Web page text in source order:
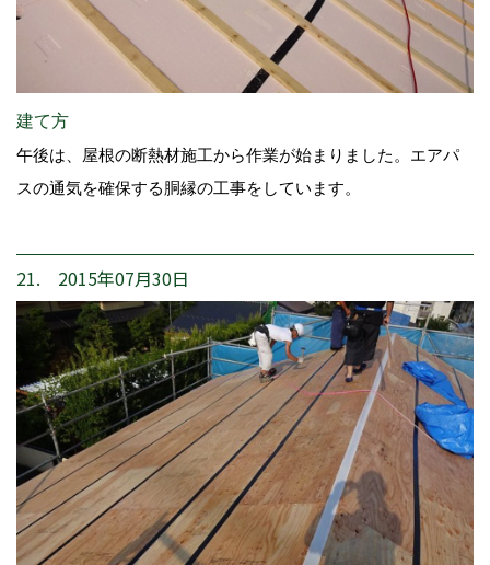
建て方
午後は、屋根の断熱材施工から作業が始まりました。エアパ
スの通気を確保する胴縁の工事をしています。
21. 2015年07月30日